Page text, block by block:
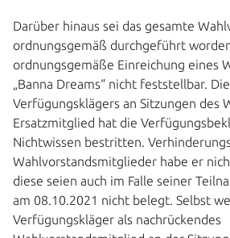
Darüber hinaus sei das gesamte
ordnungsgemäß durchgeführt
ordnungsgemäße Einreichung eines
„Banna Dreams“ nicht feststellbar.
Verfügungsklägers an Sitzungen des
Ersatzmitglied hat die
Nichtwissen bestritten.
Wahlvorstandsmitglieder habe er
diese seien auch im Falle seiner
am 08.10.2021 nicht belegt. Selbst
Verfügungskläger als nachrückendes